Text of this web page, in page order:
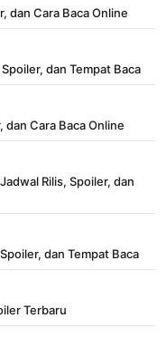
dan Cara Baca Online
dan Tempat Baca
Cara Baca Online
Rilis, Spoiler, dan
dan Tempat Baca
Terbaru